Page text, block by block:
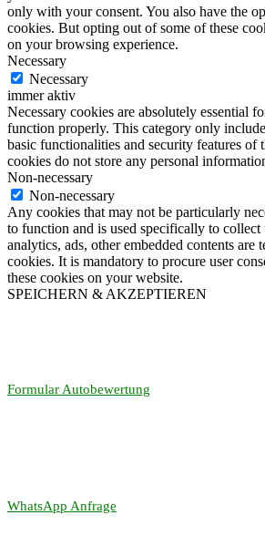
only with your consent. You also have the
cookies. But opting out of some of these
on your browsing experience.
Necessary
Necessary
immer aktiv
Necessary cookies are absolutely essential
function properly. This category only
basic functionalities and security features of
cookies do not store any personal
Non-necessary
Non-necessary
Any cookies that may not be particularly
to function and is used specifically to collect
analytics, ads, other embedded contents are
cookies. It is mandatory to procure user
these cookies on your website.
SPEICHERN & AKZEPTIEREN
Formular Autobewertung
WhatsApp Anfrage